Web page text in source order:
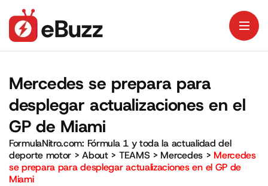
Mercedes se prepara para
desplegar actualizaciones en el
GP de Miami
FormulaNitro.com: Fórmula 1 y toda la actualidad del
deporte motor >About> TEAMS > Mercedes > Mercedes
se prepara para desplegar actualizaciones en el GP de
Miami